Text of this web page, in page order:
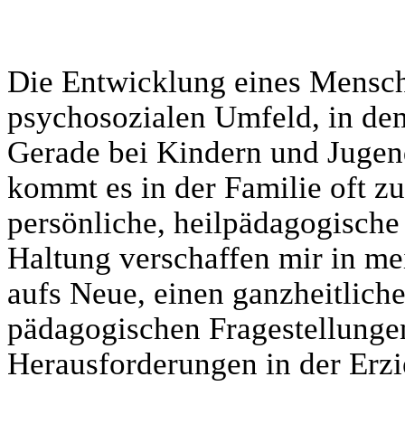
Die Entwicklung eines
psychosozialen Umfeld, in
Gerade bei Kindern und
kommt es in der Familie oft
persönliche,
Haltung verschaffen mir in
aufs Neue, einen
pädagogischen
Herausforderungen in der